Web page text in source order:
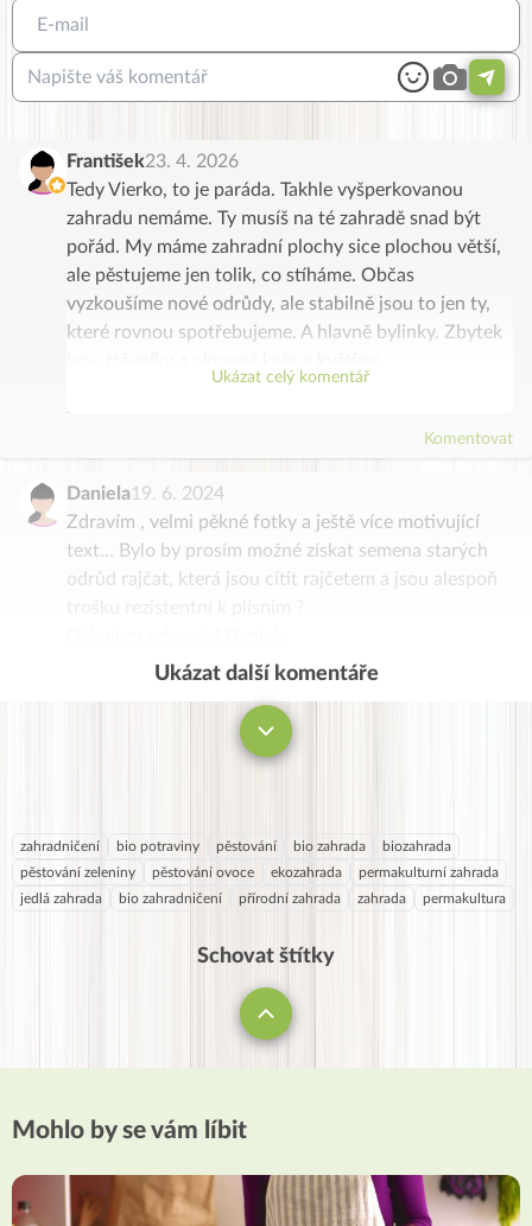
František23. 4. 2026
Tedy Vierko, to je paráda. Takhle vyšperkovanou
zahradu nemáme. Ty musíš na té zahradě snad být
pořád. My máme zahradní plochy sice plochou větší,
ale pěstujeme jen tolik, co stíháme. Občas
vyzkoušíme nové odrůdy, ale stabilně jsou to jen ty,
které rovnou spotřebujeme. A hlavně bylinky. Zbytek
Kdysi jsme také hodně zavařovali, nakládali, ale dnes,
kdy můžeme mít bio zeleninu a ovoce kdykoliv k
dostání, tak nám to stačí. I když, uznávám, domácí je
U nás to pěstování má, částečně, výchovný charakter
pro městská vnoučata. Nenásilně se učí lásce k
přírodě, poznávání rostlin a bylin a celému tomu
pěstitelskému procesu.
Ukázat celý komentář
Komentovat
Daniela19. 6. 2024
Zdravím , velmi pěkné fotky a ještě více motivující
text… Bylo by prosím možné získat semena starých
odrůd rajčat, která jsou cítit rajčetem a jsou alespoň
Ukázat další komentáře
zahradničení bio potraviny pěstování bio zahrada
biozahrada
pěstování zeleniny
pěstování ovoce ekozahrada
permakulturní zahrada
jedlá zahrada
bio zahradničení přírodní zahrada zahrada permakultura
Schovat štítky
Mohlo by se vám líbit